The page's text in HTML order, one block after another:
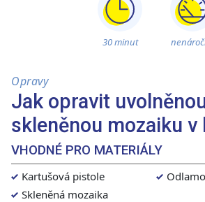
30 minut
Opravy
Jak opravit
skleněnou mozaiku v
VHODNÉ PRO MATERIÁLY
Kartušová pistole
Skleněná mozaika